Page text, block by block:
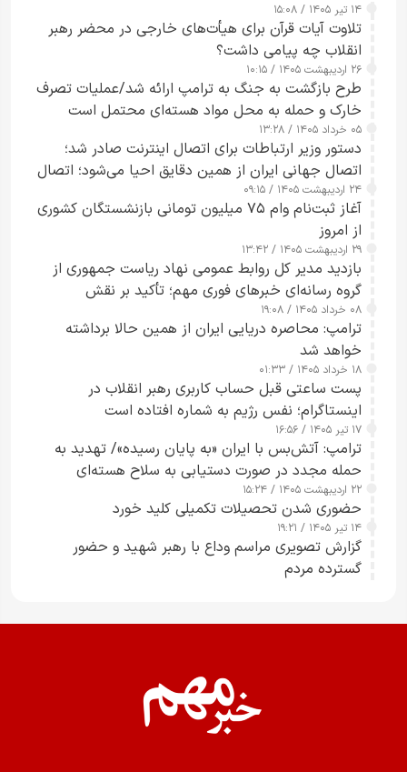
۱۴ تیر ۱۴۰۵ / ۱۵:۰۸
تلاوت آیات قرآن برای هیأت‌های خارجی در محضر رهبر
انقلاب چه پیامی داشت؟
۲۶ اردیبهشت ۱۴۰۵ / ۱۰:۱۵
طرح‌ بازگشت به جنگ به ترامپ ارائه شد/عملیات تصرف
خارک و حمله به محل مواد هسته‌ای محتمل است
۰۵ خرداد ۱۴۰۵ / ۱۳:۲۸
دستور وزیر ارتباطات برای اتصال اینترنت صادر شد؛
اتصال جهانی ایران از همین دقایق احیا می‌شود؛ اتصال
کامل مردم تا ۲۴ ساعت آینده
۲۴ اردیبهشت ۱۴۰۵ / ۰۹:۱۵
آغاز ثبت‌نام وام ۷۵ میلیون تومانی بازنشستگان کشوری
از امروز
۲۹ اردیبهشت ۱۴۰۵ / ۱۳:۴۲
بازدید مدیر کل روابط عمومی نهاد ریاست جمهوری از
گروه رسانه‌ای خبرهای فوری مهم؛ تأکید بر نقش
رسانه‌های هوشمند و مسئول در ارتقای آگاهی عمومی
۰۸ خرداد ۱۴۰۵ / ۱۹:۰۸
ترامپ: محاصره دریایی ایران از همین حالا برداشته
خواهد شد
۱۸ خرداد ۱۴۰۵ / ۰۱:۳۳
پست ساعتی قبل حساب کاربری رهبر انقلاب در
اینستاگرام؛ نفس رژیم به شماره افتاده است​
۱۷ تیر ۱۴۰۵ / ۱۶:۵۶
ترامپ: آتش‌بس با ایران «به پایان رسیده»/ تهدید به
حمله مجدد در صورت دستیابی به سلاح هسته‌ای
۲۲ اردیبهشت ۱۴۰۵ / ۱۵:۲۴
حضوری شدن تحصیلات تکمیلی کلید خورد
۱۴ تیر ۱۴۰۵ / ۱۹:۲۱
گزارش تصویری مراسم وداع با رهبر شهید و حضور
گسترده مردم